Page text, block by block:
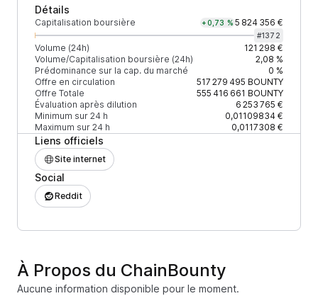
Détails
Capitalisation boursière +0,73 % 5 824 356 €
#1372
Volume (24h)
121 298 €
Volume/Capitalisation boursière (24h)
2,08 %
Prédominance sur la cap. du marché
0 %
Offre en circulation
517 279 495 BOUNTY
Offre Totale
555 416 661 BOUNTY
Évaluation après dilution
6 253 765 €
Minimum sur 24 h
0,01109834 €
Maximum sur 24 h
0,0117308 €
Liens officiels
Site internet
Social
Reddit
À Propos du ChainBounty
Aucune information disponible pour le moment.